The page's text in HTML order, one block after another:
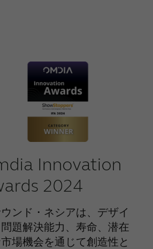
Innovation
2024
ウンド・ネシアは、デザイ
題解決能力、寿命、潜在
場機会を通じて創造性と